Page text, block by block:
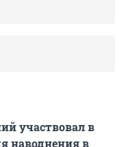
участвовал в
наводнения в